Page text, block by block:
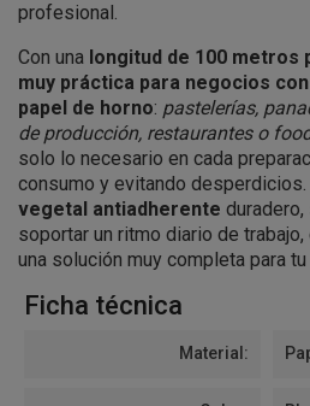
profesional.
Con una longitud de 100 metros
muy práctica para negocios
papel de horno: pastelerías,
de producción, restaurantes o
solo lo necesario en cada
consumo y evitando desperdicios.
vegetal antiadherente
soportar un ritmo diario de
una solución muy completa para
Ficha técnica
Material: